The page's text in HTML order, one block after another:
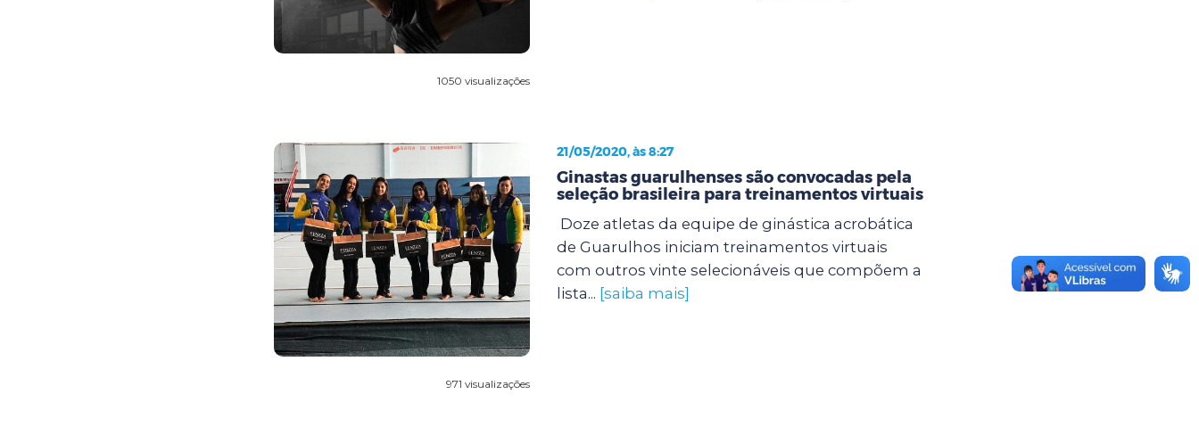
1050 visualizações
971 visualizações
21/05/2020, às 8:27
Ginastas guarulhenses são convocadas pela
seleção brasileira para treinamentos virtuais
Doze atletas da equipe de ginástica acrobática
de Guarulhos iniciam treinamentos virtuais
com outros vinte selecionáveis que compõem a
lista... [saiba mais]